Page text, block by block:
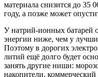
материала снизится до 35
году, а позже может
У натрий-ионных батарей
энергии ниже, чем у
Поэтому в дорогих
литий ещё долго будет
занять другие ниши:
накопители, коммерческий